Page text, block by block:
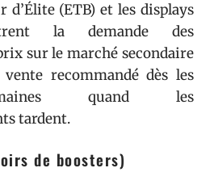
d’Élite (ETB) et les displays
la demande des
sur le marché secondaire
recommandé dès les
quand les
tardent.
de boosters)